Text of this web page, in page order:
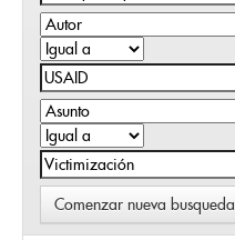
Comenzar nueva busqueda